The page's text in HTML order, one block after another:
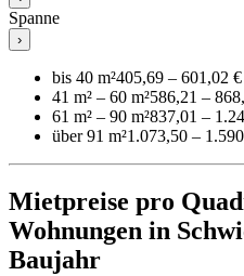
Spanne
›
bis 40 m²405,69 – 601,02 €
41 m² – 60 m²586,21 –
61 m² – 90 m²837,01 –
über 91 m²1.073,50 –
Mietpreise pro
Wohnungen in
Baujahr